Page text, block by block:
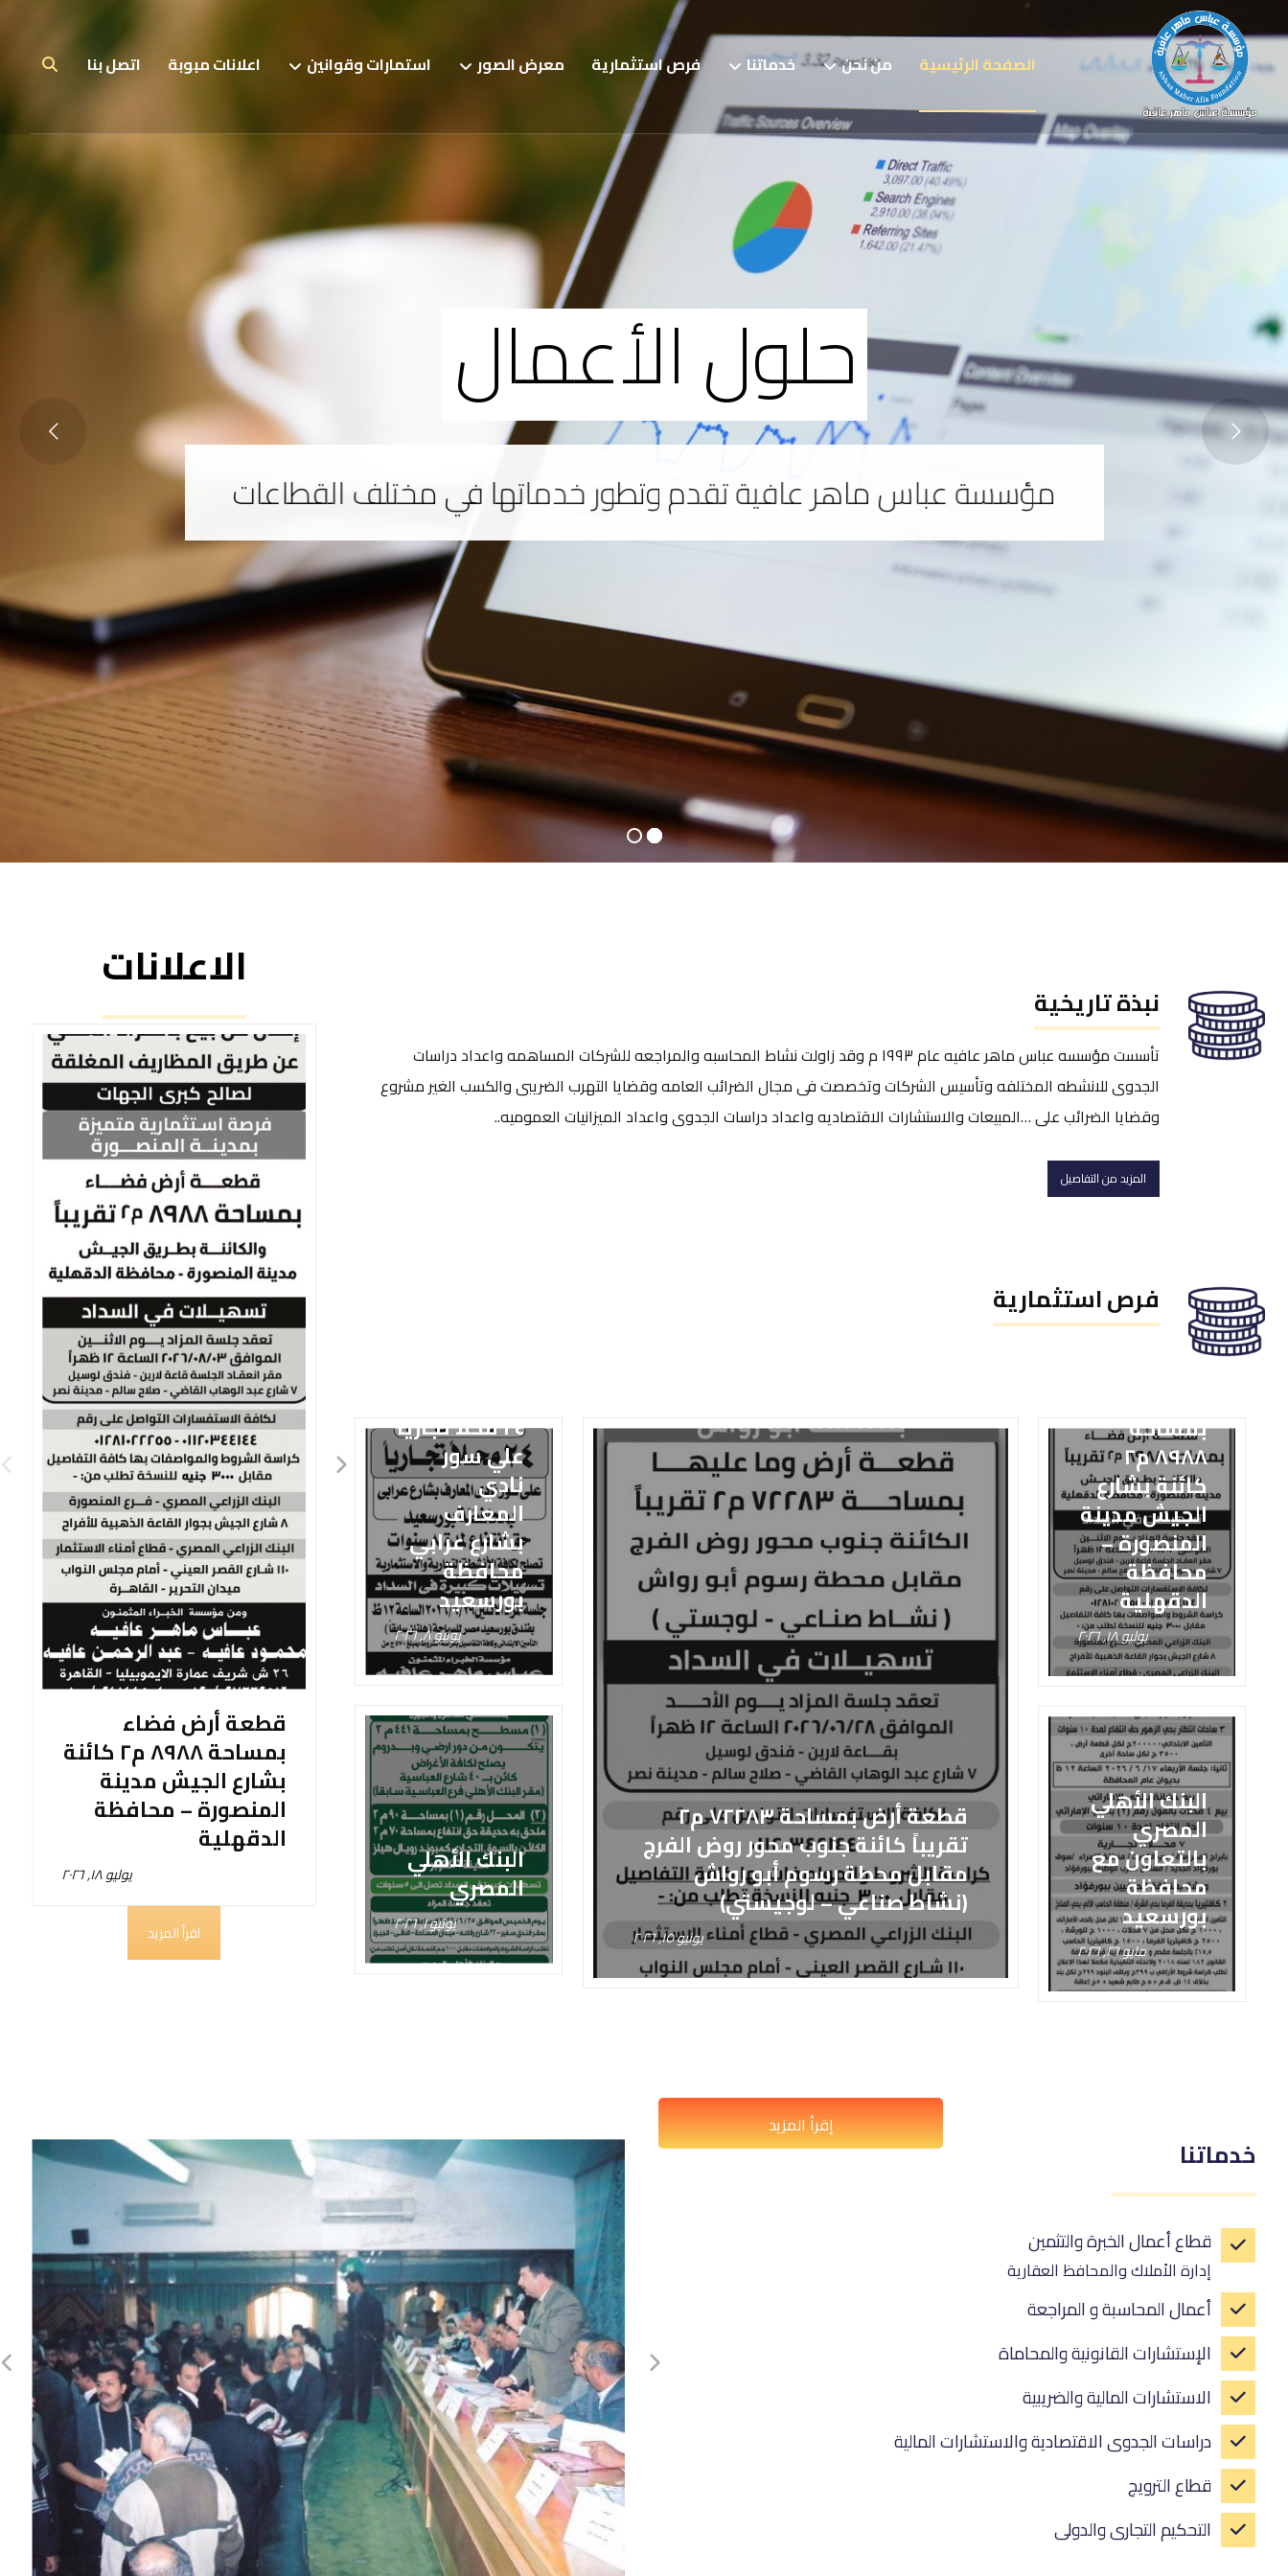
الصفحة الرئيسية من نحن خدماتنا فرص استثمارية معرض الصور استمارات وقوانين اعلانات مبوبة اتصل بنا
مؤسسة عباس ماهر عافية تقدم وتطور خدماتها في مختلف القطاعات
حلول الأعمال
الاعلانات
قطعة أرض فضاء
بمساحة ٨٩٨٨ م٢ كائنة
بشارع الجيش مدينة
المنصورة – محافظة
الدقهلية
يوليو ١٨, ٢٠٢٦
اقرأ المزيد
نبذة تاريخية
تأسست مؤسسه عباس ماهر عافيه عام ١٩٩٣ م وقد زاولت نشاط المحاسبه والمراجعه للشركات المساهمه واعداد دراسات
الجدوى للانشطه المختلفه وتأسيس الشركات وتخصصت فى مجال الضرائب العامه وقضايا التهرب الضريبى والكسب الغير مشروع
وقضايا الضرائب على …المبيعات والاستشارات الاقتصاديه واعداد دراسات الجدوى واعداد الميزانيات العموميه..
المزيد من التفاصيل
فرص استثمارية
بمساحة
٨٩٨٨ م٢
كائنة بشارع
الجيش مدينة
المنصورة –
محافظة
الدقهلية
يوليو ١٨, ٢٠٢٦
قطعة أرض بمساحة ٧٢٢٨٣ م٢
تقريباً كائنة جنوب محور روض الفرج
مقابل محطة رسوم أبو رواش
(نشاط صناعي – لوجيستي)
يونيو ١٥, ٢٠٢٦
٢٤ محلاً تجارياً
علي سور
نادي
المعارف
بشارع عرابي
محافظة
بورسعيد
يونيو ٨, ٢٠٢٦
البنك الأهلي
المصري
يونيو ١, ٢٠٢٦
البنك الأهلي
المصري
بالتعاون مع
محافظة
بورسعيد
مايو ٢٦, ٢٠٢٦
إقرأ المزيد
خدماتنا
قطاع أعمال الخبرة والتثمين
إدارة الأملاك والمحافظ العقارية
أعمال المحاسبة و المراجعة
الإستشارات القانونية والمحاماة
الاستشارات المالية والضريبية
دراسات الجدوى الاقتصادية والاستشارات المالية
قطاع الترويج
التحكيم التجارى والدولى